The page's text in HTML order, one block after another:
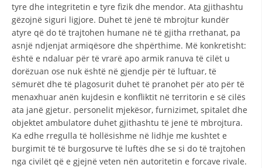
tyre dhe integritetin e tyre fizik dhe mendor. Ata gjithashtu
gëzojnë siguri ligjore. Duhet të jenë të mbrojtur kundër
atyre që do të trajtohen humane në të gjitha rrethanat, pa
asnjë ndjenjat armiqësore dhe shpërthime. Më konkretisht:
është e ndaluar për të vrarë apo armik ranuva të cilët u
dorëzuan ose nuk është në gjendje për të luftuar, të
sëmurët dhe të plagosurit duhet të pranohet për ato për të
menaxhuar anën kujdesin e konfliktit në territorin e së cilës
ata janë gjetur. personelit mjekësor, furnizimet, spitalet dhe
objektet ambulatore duhet gjithashtu të jenë të mbrojtura.
Ka edhe rregulla të hollësishme në lidhje me kushtet e
burgimit të të burgosurve të luftës dhe se si do të trajtohen
nga civilët që e gjejnë veten nën autoritetin e forcave rivale.